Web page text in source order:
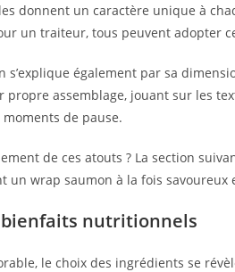
donnent un caractère unique à
un traiteur, tous peuvent adopter
s’explique également par sa
assemblage, jouant sur les
de pause.
de ces atouts ? La section
wrap saumon à la fois savoureux
nutritionnels
le choix des ingrédients se